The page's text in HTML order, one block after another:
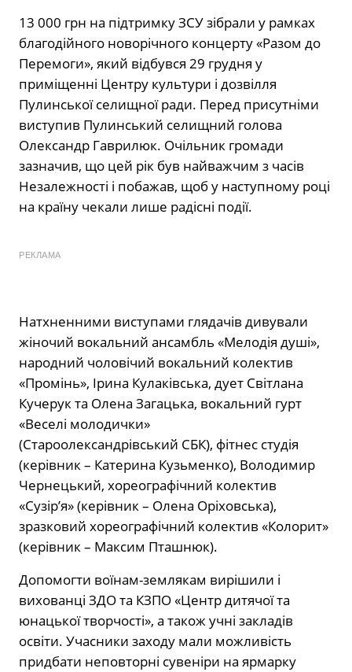
13 000 грн на підтримку ЗСУ зібрали у рамках
благодійного новорічного концерту «Разом до
Перемоги», який відбувся 29 грудня у
приміщенні Центру культури і дозвілля
Пулинської селищної ради. Перед присутніми
виступив Пулинський селищний голова
Олександр Гаврилюк. Очільник громади
зазначив, що цей рік був найважчим з часів
Незалежності і побажав, щоб у наступному році
на країну чекали лише радісні події.
РЕКЛАМА
Натхненними виступами глядачів дивували
жіночий вокальний ансамбль «Мелодія душі»,
народний чоловічий вокальний колектив
«Промінь», Ірина Кулаківська, дует Світлана
Кучерук та Олена Загацька, вокальний гурт
«Веселі молодички»
(Староолександрівський СБК), фітнес студія
(керівник – Катерина Кузьменко), Володимир
Чернецький, хореографічний колектив
«Сузір’я» (керівник – Олена Оріховська),
зразковий хореографічний колектив «Колорит»
(керівник – Максим Пташнюк).
Допомогти воїнам-землякам вирішили і
вихованці ЗДО та КЗПО «Центр дитячої та
юнацької творчості», а також учні закладів
освіти. Учасники заходу мали можливість
придбати неповторні сувеніри на ярмарку